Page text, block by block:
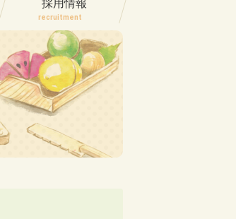
採用情報
recruitment